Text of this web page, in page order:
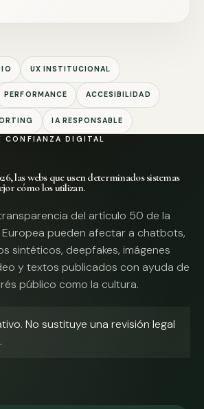
UX INSTITUCIONAL
PERFORMANCE ACCESIBILIDAD
IA RESPONSABLE
CONFIANZA DIGITAL
las webs que usen determinados sistemas
cómo los utilizan.
del artículo 50 de la
Europea pueden afectar a chatbots,
sintéticos, deepfakes, imágenes
y textos publicados con ayuda de
público como la cultura.
No sustituye una revisión legal